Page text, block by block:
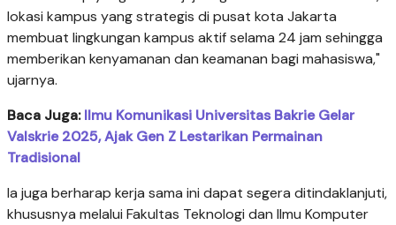
lokasi kampus yang strategis di pusat kota Jakarta
membuat lingkungan kampus aktif selama 24 jam sehingga
memberikan kenyamanan dan keamanan bagi mahasiswa,"
ujarnya.
Baca Juga:Ilmu Komunikasi Universitas Bakrie Gelar
Valskrie 2025, Ajak Gen Z Lestarikan Permainan
Tradisional
Ia juga berharap kerja sama ini dapat segera ditindaklanjuti,
khususnya melalui Fakultas Teknologi dan Ilmu Komputer